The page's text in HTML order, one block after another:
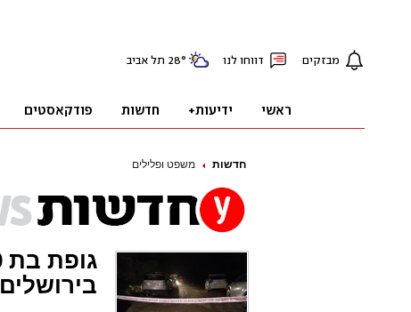
חדשות משפט ופלילים
בירושלים